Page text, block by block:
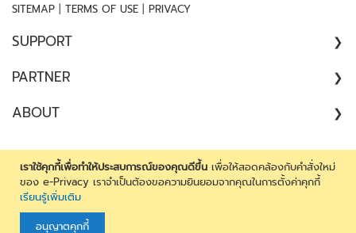
เราใช้คุกกี้เพื่อทำให้ประสบการณ์ของคุณดีขึ้น เพื่อให้สอดคล้องกับคำสั่งใหม่
ของ e-Privacy เราจำเป็นต้องขอความยินยอมจากคุณในการตั้งค่าคุกกี้
เรียนรู้เพิ่มเติม
อนุญาตคุกกี้
บ
ดี้
า
า
ก
า
ร
SITEMAP | TERMS OF USE | PRIVACY
SUPPORT
COMPLAINT
SATISFACTION SURVEY
PARTNER
ARCHITECT
CONTRACTOR
DEALER
ENGINEER
FOREIGN DISTRIBUTOR
ABOUT
CAREER
CONTACT US
Copyright 2026 by JARTON Group Company Limited. All
rights reserved. Reproduction in whole or in part without
the express written permission of JARTON Group Company